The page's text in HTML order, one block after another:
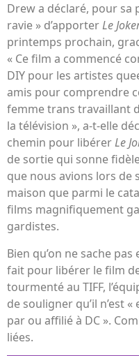
Drew a déclaré, pour sa
ravie » d’apporterLe
printemps prochain,
« Ce film a commencé
DIY pour les artistes
amis pour comprendre
femme trans travaillant
la télévision », a-t-elle
chemin pour libérerLe
de sortie qui sonne
que nous avions lors de
maison que parmi le
films magnifiquement
gardistes.
Bien qu’on ne sache
fait pour libérer le film
tourmenté au TIFF,
de souligner qu’il n’est
par ou affilié à DC ».
liées.